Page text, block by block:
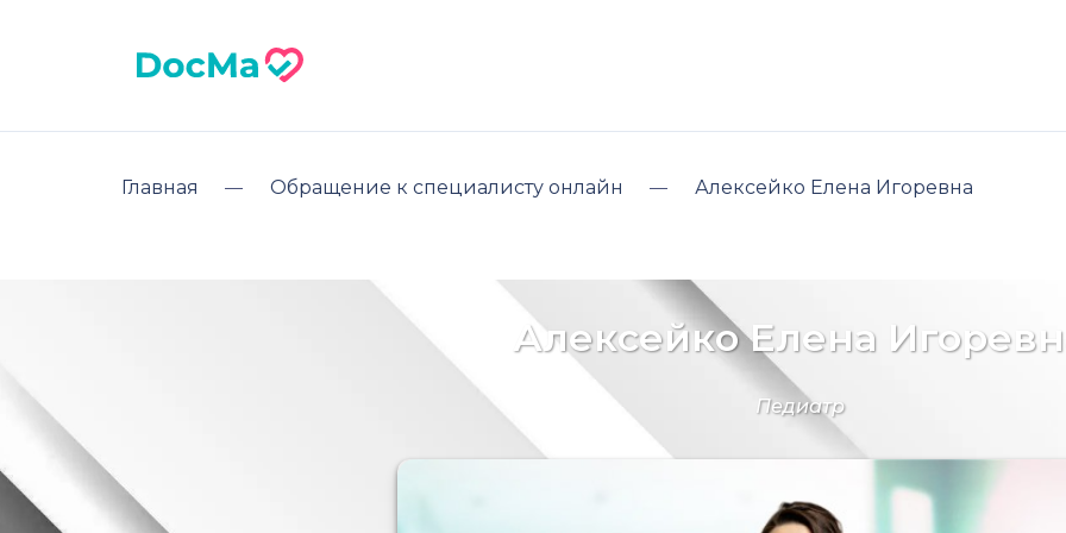
Главная Обращение к специалисту онлайн Алексейко Елена Игоревна
Алексейко Елена
Педиатр